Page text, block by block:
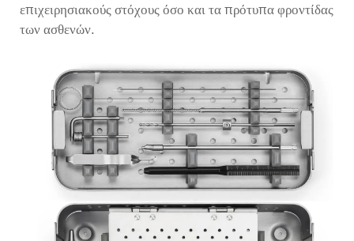
επιχειρησιακούς στόχους όσο και τα πρότυπα φροντίδας
των ασθενών.